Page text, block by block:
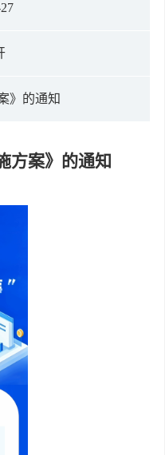
》的通知
方案》的通知